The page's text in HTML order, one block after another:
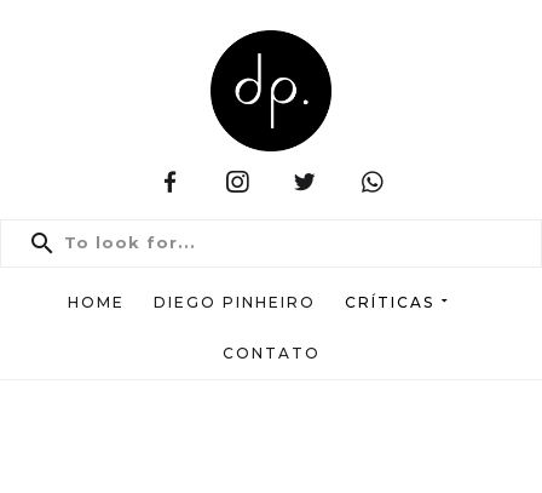
HOME DIEGO PINHEIRO CRÍTICAS
CONTATO